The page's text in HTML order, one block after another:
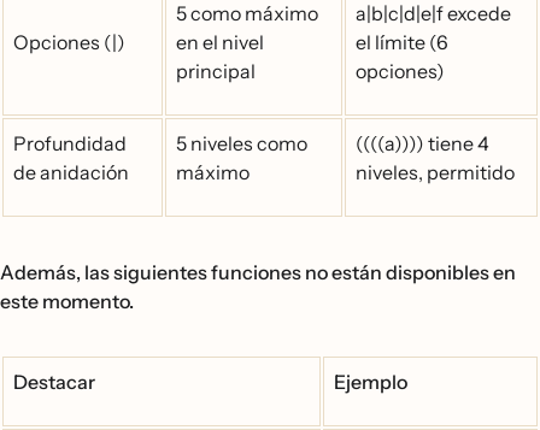
Opciones (|)
5 como máximo
en el nivel
principal
a|b|c|d|e|f excede
el límite (6
opciones)
Profundidad
de anidación
5 niveles como
máximo
((((a)))) tiene 4
niveles, permitido
Además, las siguientes funciones no están disponibles en
este momento.
Destacar Ejemplo